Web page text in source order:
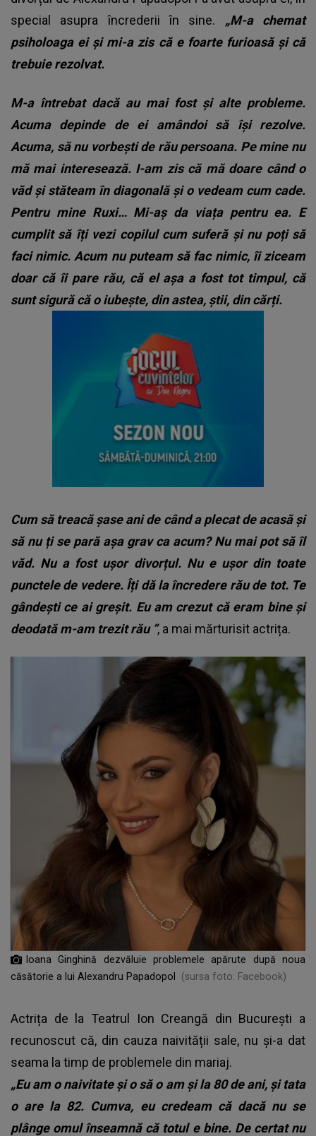
special asupra încrederii în sine. „M-a chemat
psiholoaga ei și mi-a zis că e foarte furioasă și că
trebuie rezolvat.
M-a întrebat dacă au mai fost și alte probleme.
Acuma depinde de ei amândoi să își rezolve.
Acuma, să nu vorbești de rău persoana. Pe mine nu
mă mai interesează. I-am zis că mă doare când o
văd și stăteam în diagonală și o vedeam cum cade.
Pentru mine Ruxi… Mi-aș da viața pentru ea. E
cumplit să îți vezi copilul cum suferă și nu poți să
faci nimic. Acum nu puteam să fac nimic, îi ziceam
doar că îi pare rău, că el așa a fost tot timpul, că
sunt sigură că o iubește, din astea, știi, din cărți.
Cum să treacă șase ani de când a plecat de acasă și
să nu ți se pară așa grav ca acum? Nu mai pot să îl
văd. Nu a fost ușor divorțul. Nu e ușor din toate
punctele de vedere. Îți dă la încredere rău de tot. Te
gândești ce ai greșit. Eu am crezut că eram bine și
deodată m-am trezit rău ”, a mai mărturisit actrița.
Ioana Ginghină dezvăluie problemele apărute după noua
căsătorie a lui Alexandru Papadopol
(sursa foto: Facebook)
Actrița de la Teatrul Ion Creangă din București a
recunoscut că, din cauza naivității sale, nu și-a dat
seama la timp de problemele din mariaj.
„Eu am o naivitate și o să o am și la 80 de ani, și tata
o are la 82. Cumva, eu credeam că dacă nu se
plânge omul înseamnă că totul e bine. De certat nu